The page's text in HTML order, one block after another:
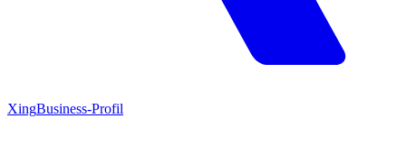
XingBusiness-Profil